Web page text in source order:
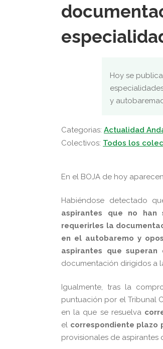
Hoy se
y
Categorias: Actualidad
Colectivos: Todos los
En el BOJA de hoy
Habiéndose detectado
aspirantes que no han
requerirles la
en el autobaremo y
aspirantes que superan
documentación dirigidos a
Igualmente, tras la
puntuación por el Tribunal
en la que se resuelva
el correspondiente plazo
provisionales de